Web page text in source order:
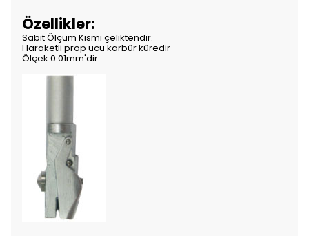
Özellikler:
Sabit Ölçüm Kısmı çeliktendir.
Haraketli prop ucu karbür küredir
Ölçek 0.01mm'dir.